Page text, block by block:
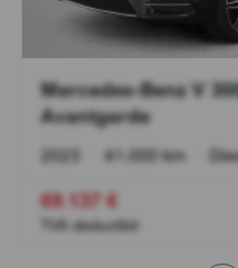
Mercedes-Benz V
Avantgarde
2023 41.000 km
69.137 €
TVA deductibil